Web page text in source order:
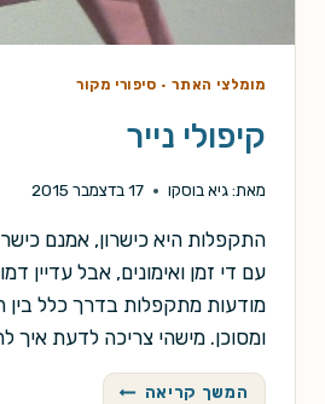
מומלצי האתר· סיפורי מקור
קיפולי נייר
מאת:גיא בוסקו 17 בדצמבר 2015
התקפלות היא כישרון, אמנם
עם די זמן ואימונים, אבל עדיין
מודעות מתקפלות בדרך כלל בין
ומסוכן. מישהי צריכה לדעת איך
המשך קריאה קיפולי